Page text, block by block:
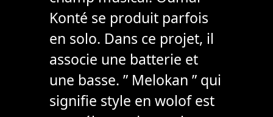
Konté se produit parfois
en solo. Dans ce projet, il
associe une batterie et
une basse. ” Melokan ” qui
signifie style en wolof est